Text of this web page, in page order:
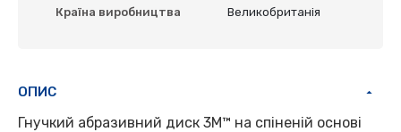
Країна виробництва Великобританія
ОПИС
Гнучкий абразивний диск 3M™ на спіненій основі